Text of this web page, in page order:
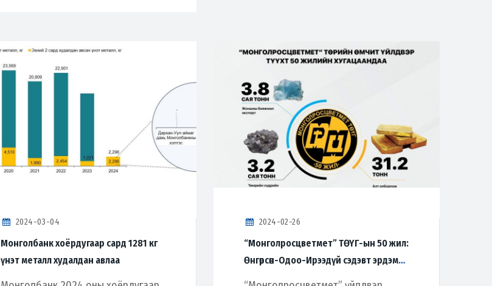
2024-03-04
Монголбанк хоёрдугаар сард 1281 кг
үнэт металл худалдан авлаа
2024-02-26
“Монголросцветмет” ТӨҮГ-ын 50 жил:
Өнгөрсөн-Одоо-Ирээдүй сэдэвт эрдэм